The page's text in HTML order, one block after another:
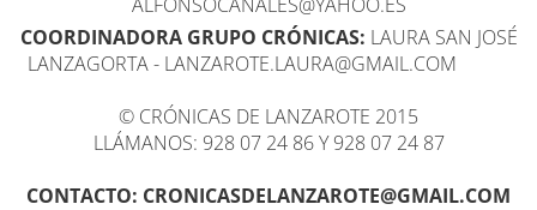
COORDINADORA GRUPO CRÓNICAS: LAURA SAN JOSÉ
LANZAGORTA - LANZAROTE.LAURA@GMAIL.COM
© CRÓNICAS DE LANZAROTE 2015
LLÁMANOS: 928 07 24 86 Y 928 07 24 87
CONTACTO: CRONICASDELANZAROTE@GMAIL.COM